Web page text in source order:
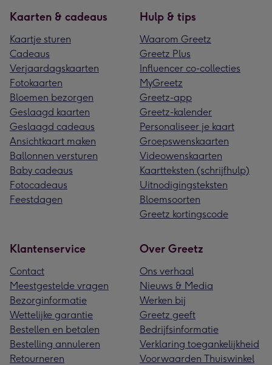
Kaarten & cadeaus
Kaartje sturen
Cadeaus
Verjaardagskaarten
Fotokaarten
Bloemen bezorgen
Geslaagd kaarten
Geslaagd cadeaus
Ansichtkaart maken
Ballonnen versturen
Baby cadeaus
Fotocadeaus
Feestdagen
Hulp & tips
Waarom Greetz
Greetz Plus
Influencer co-collecties
MyGreetz
Greetz-app
Greetz-kalender
Personaliseer je kaart
Groepswenskaarten
Videowenskaarten
Kaartteksten (schrijfhulp)
Uitnodigingsteksten
Bloemsoorten
Greetz kortingscode
Klantenservice
Contact
Meestgestelde vragen
Bezorginformatie
Wettelijke garantie
Bestellen en betalen
Bestelling annuleren
Retourneren
Over Greetz
Ons verhaal
Nieuws & Media
Werken bij
Greetz geeft
Bedrijfsinformatie
Verklaring toegankelijkheid
Voorwaarden Thuiswinkel